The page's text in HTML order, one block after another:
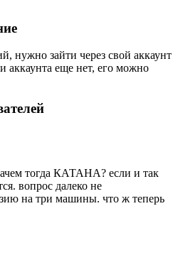
нужно зайти через свой аккаунт
аккаунта еще нет, его можно
тогда КАТАНА? если и так
вопрос далеко не
на три машины. что ж теперь